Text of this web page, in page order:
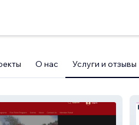
О нас Услуги и отзывы